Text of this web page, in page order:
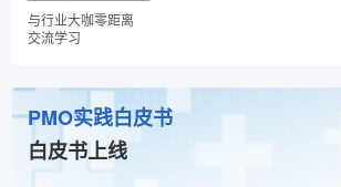
与行业大咖零距离
交流学习
PMO实践白皮书
白皮书上线